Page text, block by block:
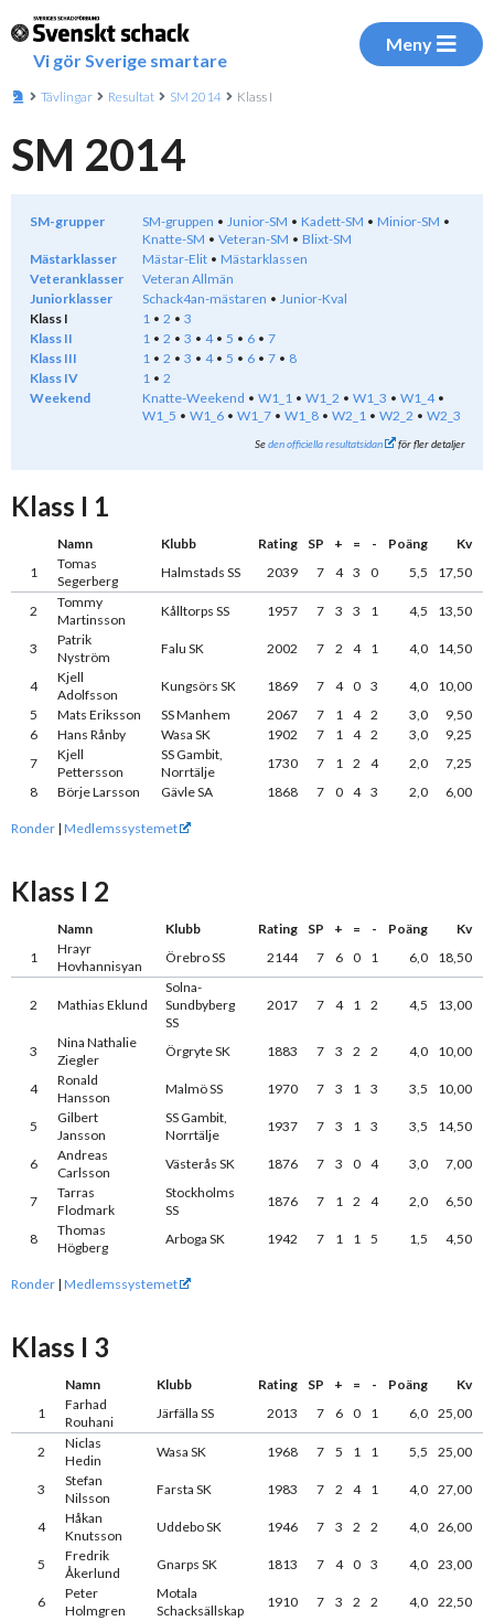
Vi gör Sverige smartare
Meny
Tävlingar Resultat SM 2014 Klass I
SM 2014
SM-grupper SM-gruppen Junior-SM Kadett-SM
Minior-SM
Knatte-SM
Veteran-SM
Blixt-SM
Mästarklasser
Mästar-Elit
Mästarklassen
Veteranklasser
Veteran Allmän
Juniorklasser
Schack4an-mästaren
Junior-Kval
Klass I
1 2
3
Klass II
1 2 3 4 5 6
7
Klass III
1 2 3 4 5 6 7
8
Klass IV
1
2
Weekend
Knatte-Weekend W1_1 W1_2 W1_3
W1_4
W1_5
W1_6 W1_7 W1_8 W2_1 W2_2 W2_3
Seden officiella resultatsidan för fler detaljer
Klass I 1
Namn Klubb Rating SP + = - Poäng
Kv
1
Tomas
Segerberg
Halmstads SS 2039 7 4 3 0 5,5 17,50
2
Tommy
Martinsson
Kålltorps SS 1957 7 3 3 1 4,5 13,50
3
Patrik
Nyström
Falu SK 2002 7 2 4 1 4,0 14,50
4
Kjell
Adolfsson
Kungsörs SK 1869 7 4 0 3 4,0
10,00
5
Mats Eriksson SS Manhem 2067 7 1 4 2 3,0
9,50
6
Hans Rånby Wasa SK 1902 7 1 4 2 3,0
9,25
7
Kjell
Pettersson
SS Gambit,
Norrtälje
1730 7 1 2 4 2,0
7,25
8
Börje Larsson Gävle SA 1868 7 0 4 3 2,0 6,00
Ronder | Medlemssystemet
Klass I 2
Namn Klubb Rating SP + = - Poäng
Kv
1
Hrayr
Hovhannisyan
Örebro SS 2144 7 6 0 1 6,0 18,50
2 Mathias Eklund
Solna-
Sundbyberg
SS
2017 7 4 1 2 4,5 13,00
3
Nina Nathalie
Ziegler
Örgryte SK 1883 7 3 2 2 4,0 10,00
4
Ronald
Hansson
Malmö SS 1970 7 3 1 3 3,5 10,00
5
Gilbert
Jansson
SS Gambit,
Norrtälje
1937 7 3 1 3 3,5 14,50
6
Andreas
Carlsson
Västerås SK 1876 7 3 0 4 3,0 7,00
7
Tarras
Flodmark
Stockholms
SS
1876 7 1 2 4 2,0 6,50
8
Thomas
Högberg
Arboga SK 1942 7 1 1 5 1,5 4,50
Ronder | Medlemssystemet
Klass I 3
Namn Klubb Rating SP + = - Poäng
Kv
1
Farhad
Rouhani
Järfälla SS 2013 7 6 0 1 6,0 25,00
2
Niclas
Hedin
Wasa SK 1968 7 5 1 1 5,5 25,00
3
Stefan
Nilsson
Farsta SK 1983 7 2 4 1 4,0 27,00
4
Håkan
Knutsson
Uddebo SK 1946 7 3 2 2 4,0 26,00
5
Fredrik
Åkerlund
Gnarps SK 1813 7 4 0 3 4,0 23,00
6
Peter
Holmgren
Motala
Schacksällskap
1910 7 3 2 2 4,0 22,50